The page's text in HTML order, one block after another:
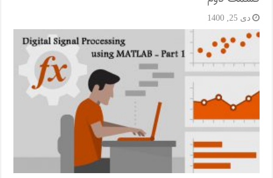
دی 25, 1400